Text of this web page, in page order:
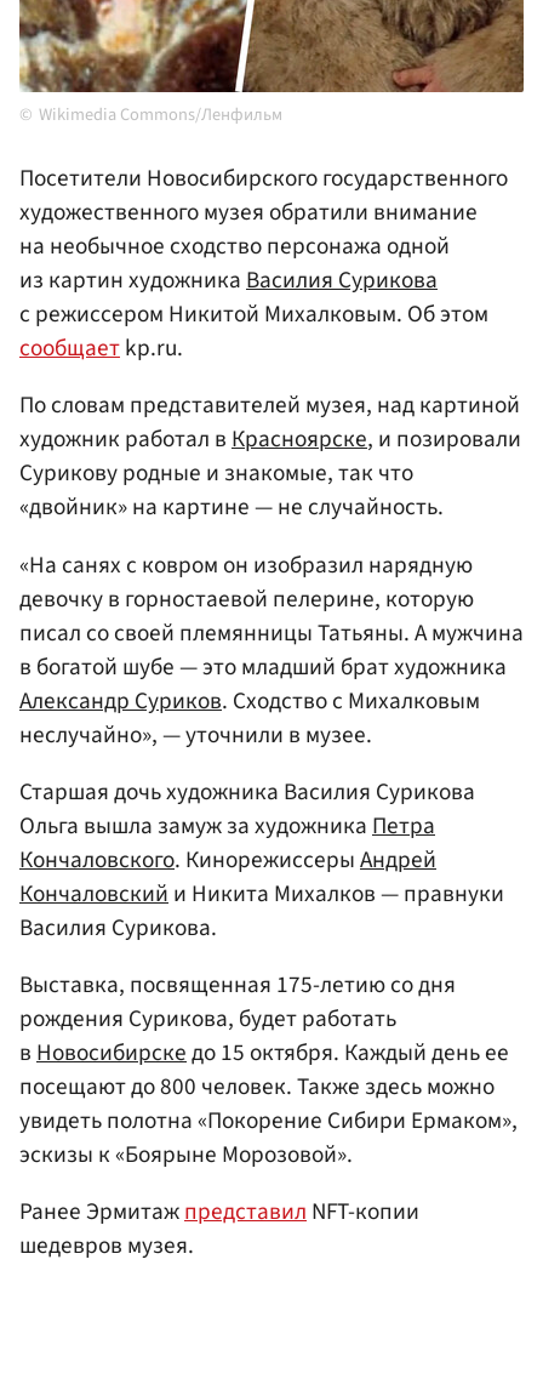
Wikimedia Commons/Ленфильм
Посетители Новосибирского государственного
художественного музея обратили внимание
на необычное сходство персонажа одной
из картин художникаВасилия Сурикова
с режиссером Никитой Михалковым. Об этом
сообщаетkp.ru.
По словам представителей музея, над картиной
художник работал вКрасноярске, и позировали
Сурикову родные и знакомые, так что
«двойник» на картине — не случайность.
«На санях с ковром он изобразил нарядную
девочку в горностаевой пелерине, которую
писал со своей племянницы Татьяны. А мужчина
в богатой шубе — это младший брат художника
Александр Суриков. Сходство с Михалковым
неслучайно», — уточнили в музее.
Старшая дочь художника Василия Сурикова
Ольга вышла замуж за художникаПетра
Кончаловского. КинорежиссерыАндрей
Кончаловскийи Никита Михалков — правнуки
Василия Сурикова.
Выставка, посвященная 175-летию со дня
рождения Сурикова, будет работать
вНовосибирскедо 15 октября. Каждый день ее
посещают до 800 человек. Также здесь можно
увидеть полотна «Покорение Сибири Ермаком»,
эскизы к «Боярыне Морозовой».
Ранее ЭрмитажпредставилNFT-копии
шедевров музея.